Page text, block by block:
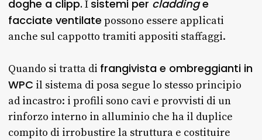
doghe a clipp. I sistemi per claddinge
facciate ventilate possono essere applicati
anche sul cappotto tramiti appositi staffaggi.
Quando si tratta di frangivista e ombreggianti in
WPC il sistema di posa segue lo stesso principio
ad incastro: i profili sono cavi e provvisti di un
rinforzo interno in alluminio che ha il duplice
compito di irrobustire la struttura e costituire